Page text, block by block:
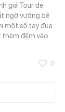
giá Tour de
ngờ vướng bê
một số tay đua
thêm đệm vào…
0